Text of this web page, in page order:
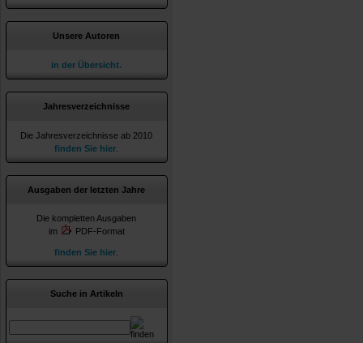
Unsere Autoren
in der Übersicht.
Jahresverzeichnisse
Die Jahresverzeichnisse ab 2010
finden Sie hier
Ausgaben der letzten Jahre
Die kompletten Ausgaben
im
PDF-Format
finden Sie hier
Suche in Artikeln